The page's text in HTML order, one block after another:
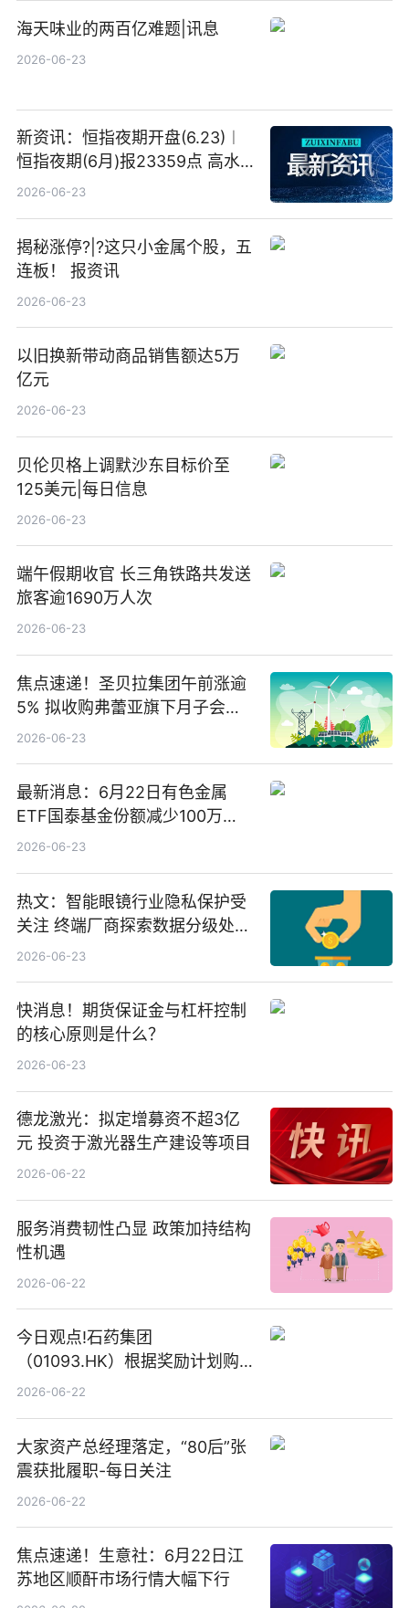
海天味业的两百亿难题|讯息
2026-06-23
新资讯：恒指夜期开盘(6.23)︱
恒指夜期(6月)报23359点 高水
23点
2026-06-23
揭秘涨停?|?这只小金属个股，五
连板！ 报资讯
2026-06-23
以旧换新带动商品销售额达5万
亿元
2026-06-23
贝伦贝格上调默沙东目标价至
125美元|每日信息
2026-06-23
端午假期收官 长三角铁路共发送
旅客逾1690万人次
2026-06-23
焦点速递！圣贝拉集团午前涨逾
5% 拟收购弗蕾亚旗下月子会所
业务少数股权
2026-06-23
最新消息：6月22日有色金属
ETF国泰基金份额减少100万
份，重仓股紫金矿业、洛阳钼
2026-06-23
热文：智能眼镜行业隐私保护受
关注 终端厂商探索数据分级处理
等方案
2026-06-23
快消息！期货保证金与杠杆控制
的核心原则是什么？
2026-06-23
德龙激光：拟定增募资不超3亿
元 投资于激光器生产建设等项目
2026-06-22
服务消费韧性凸显 政策加持结构
性机遇
2026-06-22
今日观点!石药集团
（01093.HK）根据奖励计划购
回580万股
2026-06-22
大家资产总经理落定，“80后”张
震获批履职-每日关注
2026-06-22
焦点速递！生意社：6月22日江
苏地区顺酐市场行情大幅下行